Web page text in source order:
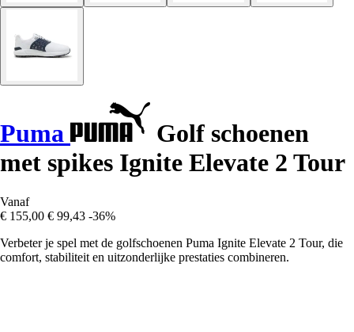
Puma
Golf schoenen
met spikes Ignite Elevate 2 Tour
Vanaf
€ 155,00 € 99,43 -36%
Verbeter je spel met de golfschoenen Puma Ignite Elevate 2 Tour, die
comfort, stabiliteit en uitzonderlijke prestaties combineren.